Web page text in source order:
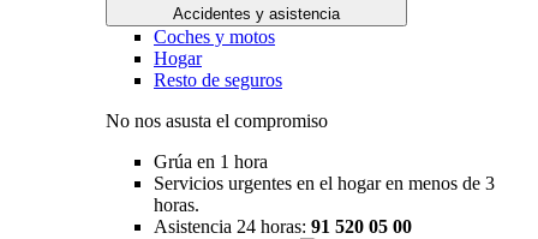
Accidentes y asistencia
Coches y motos
Hogar
Resto de seguros
No nos asusta el compromiso
Grúa en 1 hora
Servicios urgentes en el hogar en menos de 3
horas.
Asistencia 24 horas: 91 520 05 00